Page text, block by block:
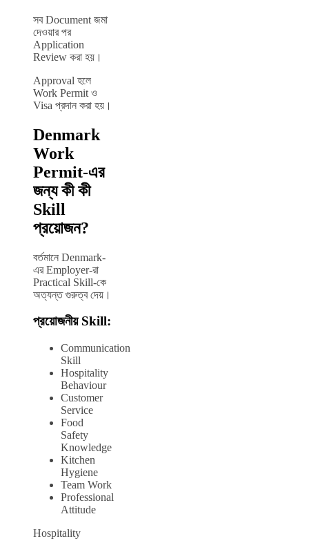
সব Document জমা
দেওয়ার পর
Application
Review করা হয়।
Approval হলে
Work Permit ও
Visa প্রদান করা হয়।
Denmark
Work
Permit-এর
জন্য কী কী
Skill
প্রয়োজন?
বর্তমানে Denmark-
এর Employer-রা
Practical Skill-কে
অত্যন্ত গুরুত্ব দেয়।
প্রয়োজনীয় Skill:
Communication
Skill
Hospitality
Behaviour
Customer
Service
Food
Safety
Knowledge
Kitchen
Hygiene
Team Work
Professional
Attitude
Hospitality